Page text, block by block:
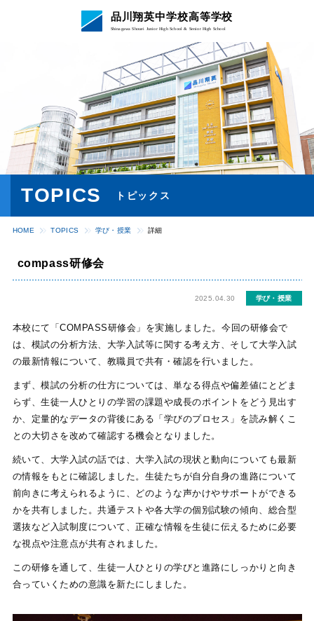
品川翔英中学校高等学校
Shinagawa Shouei Junior High School & Senior High School
TOPICS トピックス
HOME TOPICS 学び・授業 詳細
compass研修会
2025.04.30 学び・授業
本校にて「COMPASS研修会」を実施しました。今回の研修会で
は、模試の分析方法、大学入試等に関する考え方、そして大学入試
の最新情報について、教職員で共有・確認を行いました。
まず、模試の分析の仕方については、単なる得点や偏差値にとどま
らず、生徒一人ひとりの学習の課題や成長のポイントをどう見出す
か、定量的なデータの背後にある「学びのプロセス」を読み解くこ
との大切さを改めて確認する機会となりました。
続いて、大学入試の話では、大学入試の現状と動向についても最新
の情報をもとに確認しました。生徒たちが自分自身の進路について
前向きに考えられるように、どのような声かけやサポートができる
かを共有しました。共通テストや各大学の個別試験の傾向、総合型
選抜など入試制度について、正確な情報を生徒に伝えるために必要
な視点や注意点が共有されました。
この研修を通して、生徒一人ひとりの学びと進路にしっかりと向き
合っていくための意識を新たにしました。